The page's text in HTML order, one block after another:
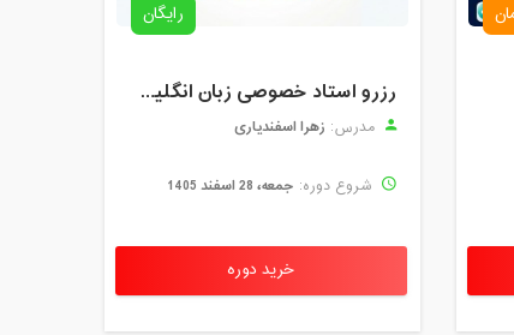
رایگان
رزرو استاد خصوصی زبان انگلیسی | کلاس یک‌نفره با زهرا اسفندیاری + مشاوره رایگان
مدرس: زهرا اسفندیاری
شروع دوره: جمعه، 28 اسفند 1405
خرید دوره